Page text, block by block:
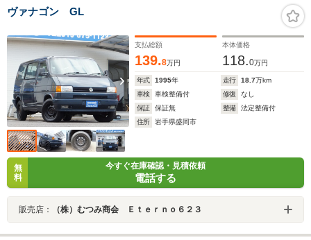
ヴァナゴン GL
支払総額
139.8万円
本体価格
118.0万円
年式 1995年 走行 18.7万km
車検
車検整備付 修復
なし
保証
保証無 整備
法定整備付
住所
岩手県盛岡市
無
料
今すぐ在庫確認・見積依頼
電話する
販売店： （株）むつみ商会 Ｅｔｅｒｎｏ６２３